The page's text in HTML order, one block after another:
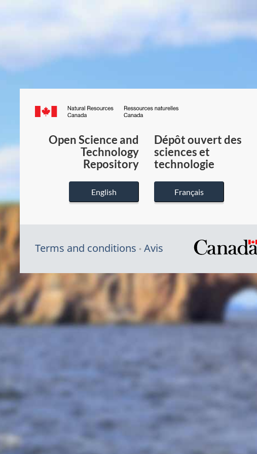
Canada.ca
du
Canada
Open Science and
Technology
Repository
English
Dépôt ouvert des
sciences et
technologie
Français
Terms and conditions Avis